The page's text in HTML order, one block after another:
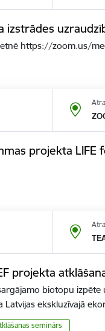
izstrādes
https://zoom.us/
projekta LIFE
projekta
biotopu izpēte
Latvijas ekskluzīvajā
seminārs